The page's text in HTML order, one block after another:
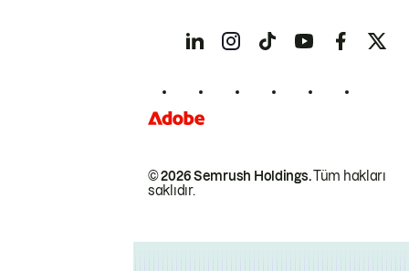
© 2026 Semrush Holdings.Tüm hakları
saklıdır.